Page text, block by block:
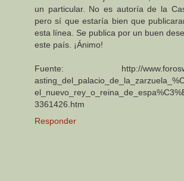
un particular. No es autoría de la
pero sí que estaría bien que
esta línea. Se publica por un buen
este país. ¡Ánimo!
Fuente: http://
3361426.htm
Responder